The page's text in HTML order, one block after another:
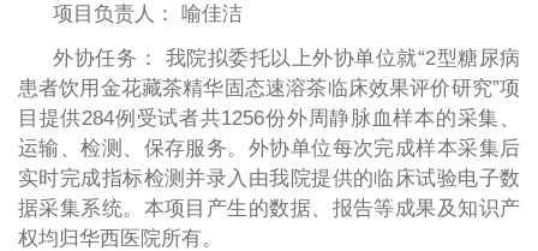
项目负责人： 喻佳洁
外协任务： 我院拟委托以上外协单位就“2型糖尿病
患者饮用金花藏茶精华固态速溶茶临床效果评价研究”项
目提供284例受试者共1256份外周静脉血样本的采集、
运输、检测、保存服务。外协单位每次完成样本采集后
实时完成指标检测并录入由我院提供的临床试验电子数
据采集系统。本项目产生的数据、报告等成果及知识产
权均归华西医院所有。